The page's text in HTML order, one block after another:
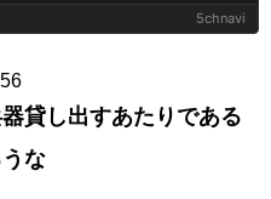
5chnavi
貸し出すあたりである
な